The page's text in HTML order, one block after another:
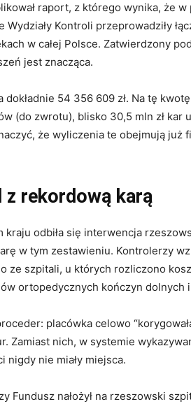
raport, z którego wynika, że
Kontroli przeprowadziły
w całej Polsce. Zatwierdzony
jest znacząca.
54 356 609 zł. Na tę
(do zwrotu), blisko 30,5 mln zł kar
że wyliczenia te obejmują już
z rekordową karą
kraju odbiła się interwencja
w tym zestawieniu. Kontrolerzy
ze szpitali, u których rozliczono
ortopedycznych kończyn dolnych
placówka celowo
Zamiast nich, w systemie
nie miały miejsca.
Fundusz nałożył na rzeszowski